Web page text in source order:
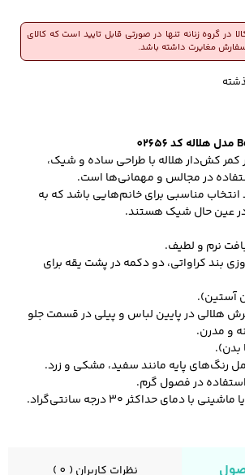
کیف مردانه
کفش مردانه شال و کلاه مردانه
زیر و راحتی
مردانه
کمر کش‌دار هلاله با طراحی ساده و شیک،
در مجالس و مهمانی‌ها است.
مناسبی برای خانم‌هایی باشد که به
در عین حال شیک هستند.
نرم و لطیف.
بند کراواتی، دو دکمه در پشت یقه برای
آستین).
هلالی در پایین لباس و پیلی در قسمت جلو
و مدرن.
رنگ‌های پایه مانند سفید، مشکی و زرد.
استفاده در فصول گرم.
با دمای حداکثر ۳۰ درجه سانتی‌گراد.
در گروه زنانه تنها در صورتی قابل تایید است که کالای
مغایرت داشته باشد.
نظرات کاربران ( 0 )